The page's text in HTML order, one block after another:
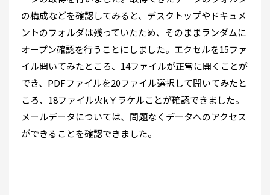
の構成などを確認してみると、デスクトップやドキュメ
ントのフォルダは残っていたため、そのままランダムに
オープン確認を行うことにしました。エクセルを15ファ
イル開いてみたところ、14ファイルが正常に開くことが
でき、PDFファイルを20ファイル選択して開いてみたと
ころ、18ファイル火k￥ラケルことが確認できました。
メールデータについては、問題なくデータへのアクセス
ができることを確認できました。